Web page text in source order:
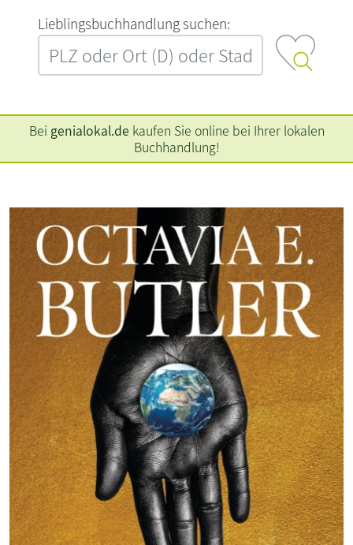
L‍i‍e‍b‍l‍i‍n‍g‍s‍b‍u‍c‍h‍h‍a‍n‍d‍l‍u‍n‍g‍ ‍s‍u‍c‍h‍e‍n‍:‍
Bei genialokal.de kaufen Sie online bei Ihrer lokalen
Buchhandlung!